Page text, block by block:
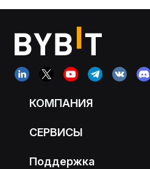
КОМПАНИЯ
СЕРВИСЫ
Поддержка